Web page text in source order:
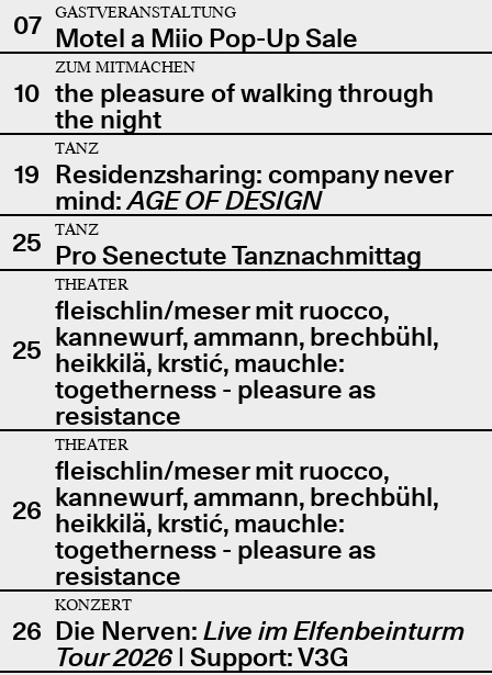
07
GASTVERANSTALTUNG
Motel a Miio Pop-Up Sale
10
ZUM MITMACHEN
the pleasure of walking through
the night
19
TANZ
Residenzsharing: company never
mind:AGE OF DESIGN
25
TANZ
Pro Senectute Tanznachmittag
25
THEATER
fleischlin/meser mit ruocco,
kannewurf, ammann, brechbühl,
heikkilä, krstić, mauchle:
togetherness - pleasure as
resistance
26
THEATER
fleischlin/meser mit ruocco,
kannewurf, ammann, brechbühl,
heikkilä, krstić, mauchle:
togetherness - pleasure as
resistance
26
KONZERT
Die Nerven: Live im Elfenbeinturm
Tour 2026| Support: V3G